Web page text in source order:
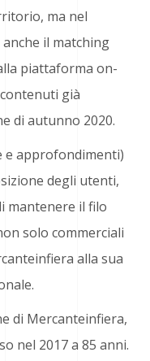
ma nel
il matching
piattaforma on-
già
di autunno 2020.
e approfondimenti)
degli utenti,
mantenere il filo
solo commerciali
alla sua
di Mercanteinfiera,
nel 2017 a 85 anni.